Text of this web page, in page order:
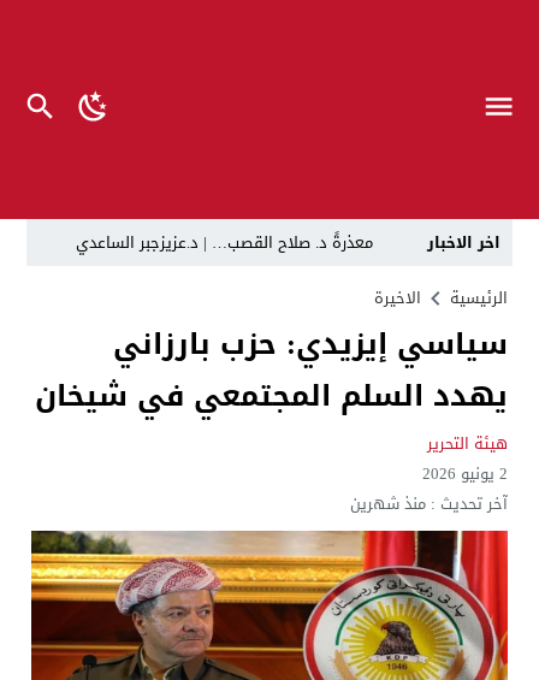
اخر الاخبار
معذرةً د. صلاح القصب… | د.عزيزجبر الساعدي
العراق: لا تهديد على الحدود مع سوريا وتحركات القوات
بينهم ضابطان.. توقيف أربعة منتسبين بشرطة النجف
نفوق جماعي”.. تحذير من كارثة بيئية تهدد أهوار
لن ننتظر الموازنات.. وزير الصحة يمنح أولوية العقود
الرئيسية الاخيرة
سياسي إيزيدي: حزب بارزاني
يهدد السلم المجتمعي في شيخان
هيئة التحرير
2 يونيو 2026
آخر تحديث :منذ شهرين